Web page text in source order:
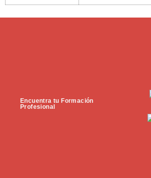
Encuentra tu Formación
Profesional